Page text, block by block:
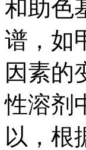
和助色
谱，如
因素的
性溶剂
以，根